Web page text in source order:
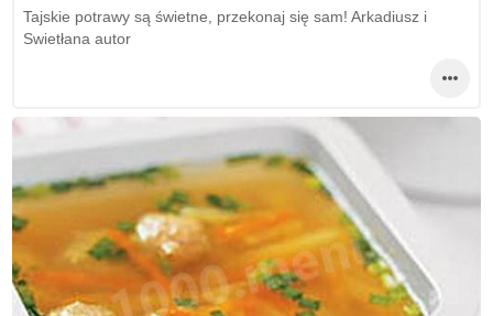
Tajskie potrawy są świetne, przekonaj się sam! Arkadiusz i
Swietłana autor